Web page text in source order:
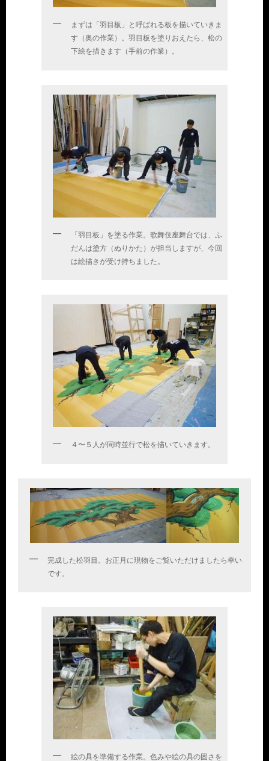
まずは「羽目板」と呼ばれる板を描いていきま
す（奥の作業）。羽目板を塗りおえたら、松の
下絵を描きます（手前の作業）。
「羽目板」を塗る作業。歌舞伎座舞台では、ふ
だんは塗方（ぬりかた）が担当しますが、今回
は絵描きが受け持ちました。
４〜５人が同時並行で松を描いていきます。
完成した松羽目。お正月に現物をご覧いただけましたら幸い
です。
絵の具を準備する作業。色みや絵の具の固さを